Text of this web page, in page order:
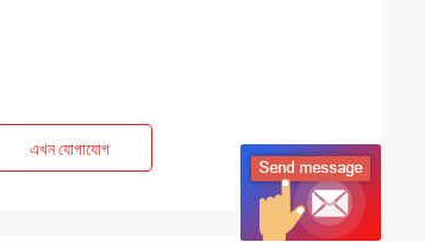
এখন যোগাযোগ